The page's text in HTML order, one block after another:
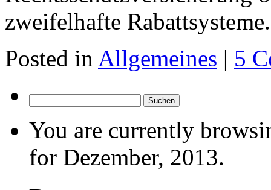
zweifelhafte Rabattsysteme.
Posted in Allgemeines | 5
nach:
You are currently
for Dezember, 2013.